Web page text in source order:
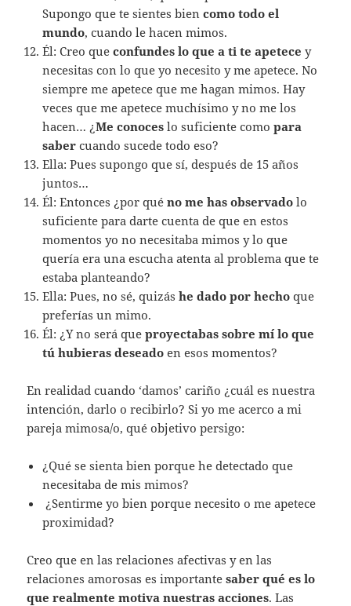
Supongo que te sientes biencomo todo el
mundo, cuando le hacen mimos.
Él: Creo queconfundes lo que a ti te apetece y
necesitas con lo que yo necesito y me apetece. No
siempre me apetece que me hagan mimos. Hay
veces que me apetece muchísimo y no me los
hacen… ¿Me conoces lo suficiente comopara
saber cuando sucede todo eso?
Ella: Pues supongo que sí, después de 15 años
juntos…
Él: Entonces ¿por quéno me has observado lo
suficiente para darte cuenta de que en estos
momentos yo no necesitaba mimos y lo que
quería era una escucha atenta al problema que te
estaba planteando?
Ella: Pues, no sé, quizáshe dado por hecho que
preferías un mimo.
Él: ¿Y no será queproyectabas sobre mí lo que
tú hubieras deseado en esos momentos?
En realidad cuando ‘damos’ cariño ¿cuál es nuestra
intención, darlo o recibirlo? Si yo me acerco a mi
pareja mimosa/o, qué objetivo persigo:
¿Qué se sienta bien porque he detectado que
necesitaba de mis mimos?
¿Sentirme yo bien porque necesito o me apetece
proximidad?
Creo que en las relaciones afectivas y en las
relaciones amorosas es importantesaber qué es lo
que realmente motiva nuestras acciones. Las